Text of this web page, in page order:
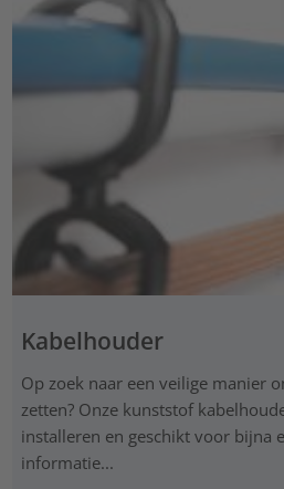
Kabelhouder
Op zoek naar een veilige manier
zetten? Onze kunststof
installeren en geschikt voor bijna
informatie...